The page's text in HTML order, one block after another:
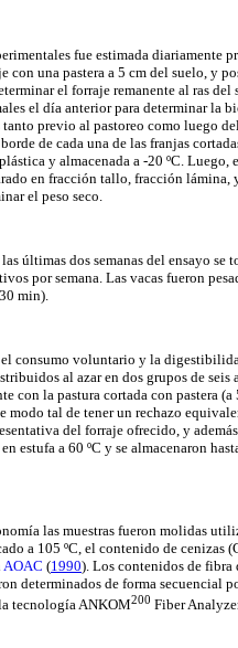
fue estimada diariamente
una pastera a 5 cm del suelo, y
el forraje remanente al ras
el día anterior para determinar la
previo al pastoreo como luego
de cada una de las franjas
y almacenada a -20 ºC. Luego,
en fracción tallo, fracción lámina,
el peso seco.
dos semanas del ensayo se
por semana. Las vacas fueron
min).
consumo voluntario y la
al azar en dos grupos de
la pastura cortada con pastera (a
modo tal de tener un rechazo
del forraje ofrecido, y
estufa a 60 ºC y se almacenaron
las muestras fueron molidas
a 105 ºC, el contenido de cenizas
AOAC (1990). Los contenidos de fibra
determinados de forma secuencial
tecnología ANKOM200 Fiber